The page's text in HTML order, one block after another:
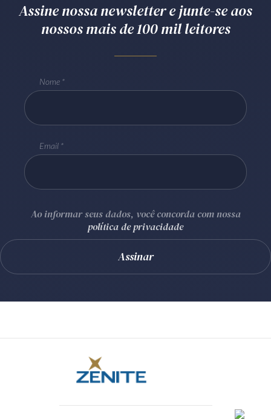
Assine nossa newsletter e junte-se aos
nossos mais de 100 mil leitores
Nome
Email
Ao informar seus dados, você concorda com nossa
política de privacidade